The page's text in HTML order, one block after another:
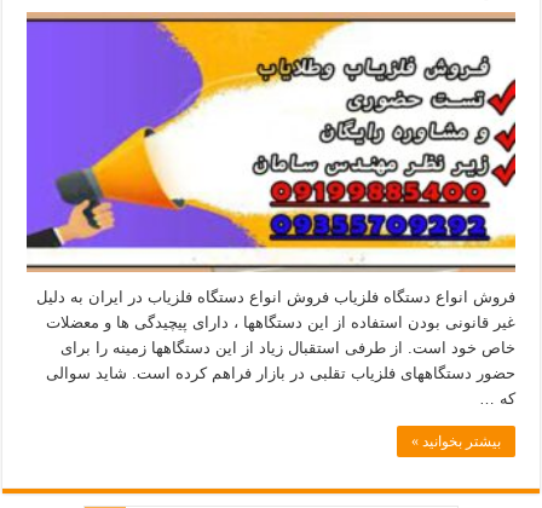
فروش انواع دستگاه فلزیاب فروش انواع دستگاه فلزیاب در ایران به دلیل
غیر قانونی بودن استفاده از این دستگاهها ، دارای پیچیدگی ها و معضلات
خاص خود است. از طرفی استقبال زیاد از این دستگاهها زمینه را برای
حضور دستگاههای فلزیاب تقلبی در بازار فراهم کرده است. شاید سوالی
که …
بیشتر بخوانید »